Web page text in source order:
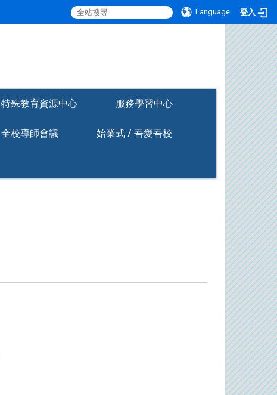
Language 登入
特殊教育資源中心 服務學習中心
全校導師會議 始業式 / 吾愛吾校